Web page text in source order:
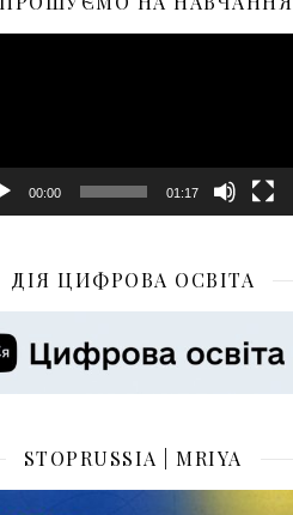
00:00 01:17
ДІЯ ЦИФРОВА ОСВІТА
STOPRUSSIA | MRIYA